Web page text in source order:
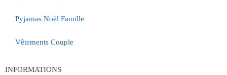
Pyjamas Noël Famille
Vêtements Couple
INFORMATIONS